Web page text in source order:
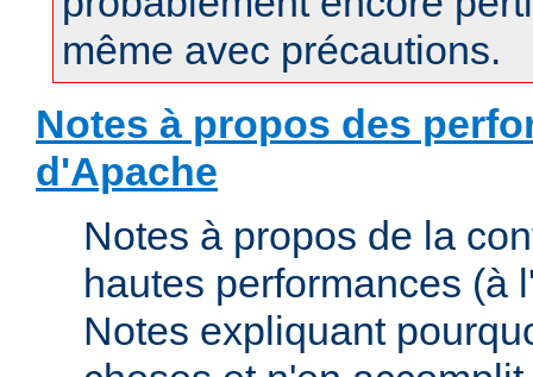
même avec précautions.
Notes à propos des
d'Apache
Notes à propos de la
hautes performances (à
Notes expliquant